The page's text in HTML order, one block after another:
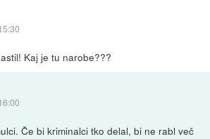
Kaj je tu narobe???
Če bi kriminalci tko delal, bi ne rabl več